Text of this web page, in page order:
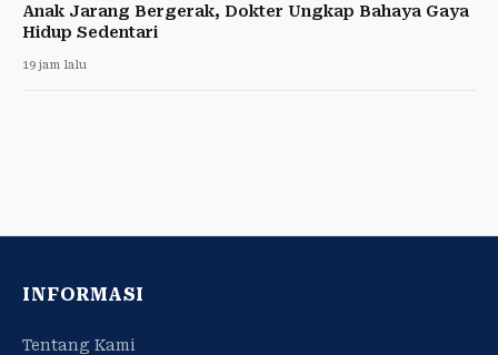
Anak Jarang Bergerak, Dokter Ungkap Bahaya Gaya
Hidup Sedentari
19 jam lalu
INFORMASI
Tentang Kami